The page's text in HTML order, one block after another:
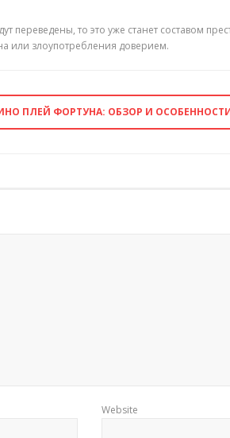
то это уже станет составом
или злоупотребления доверием.
ПЛЕЙ ФОРТУНА: ОБЗОР И
Website